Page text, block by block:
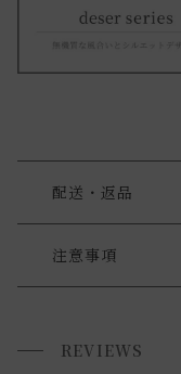
配送・返品
送料について
小型商品は、11,000
注意事項
る微細な傷などが見
REVIEWS